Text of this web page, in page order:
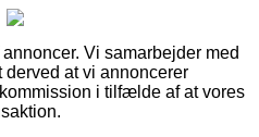
Vi samarbejder med
derved at vi annoncerer
i tilfælde af at vores